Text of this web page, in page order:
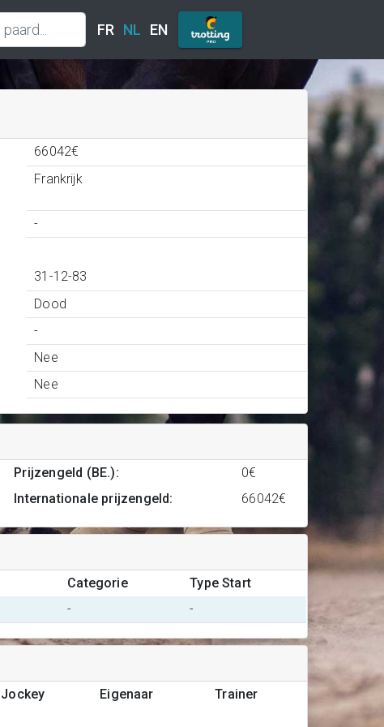
FR NL EN
66042€
Frankrijk
-
31-12-83
Dood
-
Nee
Nee
Prijzengeld (BE.):
0€
Internationale prijzengeld: 66042€
Categorie
Type Start
- -
Jockey Eigenaar
Trainer